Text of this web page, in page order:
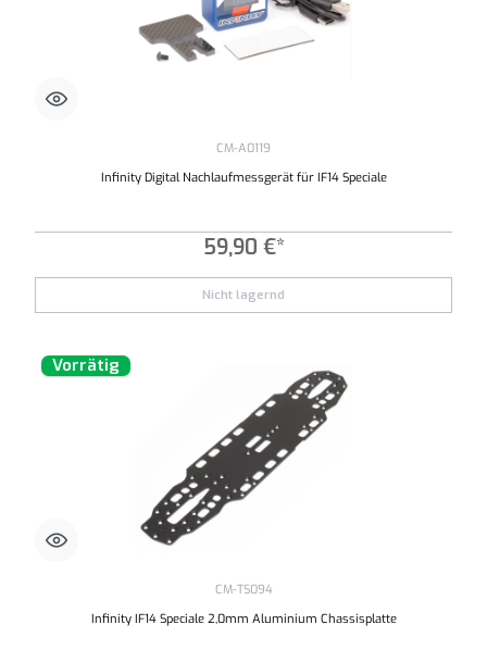
CM-A0119
Infinity Digital Nachlaufmessgerät für IF14 Speciale
59,90 €*
Nicht lagernd
Vorrätig
CM-TS094
Infinity IF14 Speciale 2,0mm Aluminium Chassisplatte